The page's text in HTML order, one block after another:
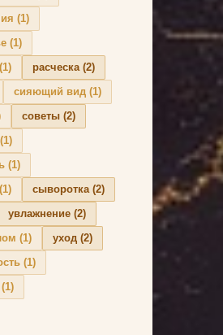
(1)
(1)
(1) расческа(2)
сияющий вид (1)
советы (2)
(1)
(1)
(1) сыворотка(2)
увлажнение (2)
(1) уход (2)
(1)
(1)